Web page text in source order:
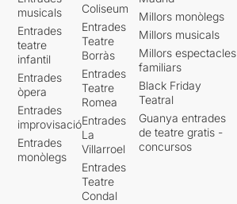
musicals
Entrades
teatre
infantil
Entrades
òpera
Entrades
improvisació
Entrades
monòlegs
Coliseum
Entrades
Teatre
Borràs
Entrades
Teatre
Romea
Entrades
La
Villarroel
Entrades
Teatre
Condal
Millors monòlegs
Millors musicals
Millors espectacles
familiars
Black Friday
Teatral
Guanya entrades
de teatre gratis -
concursos